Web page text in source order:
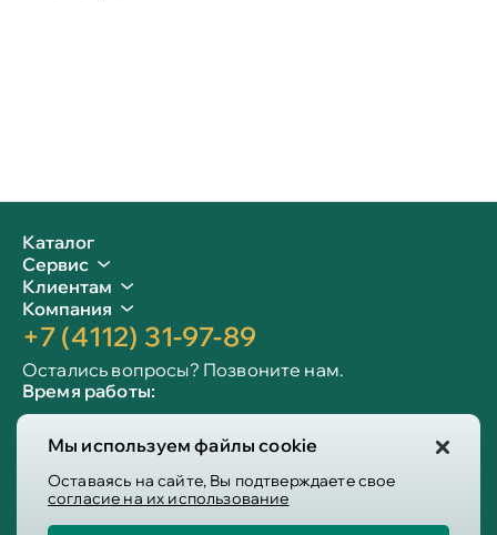
Мы используем файлы cookie
Оставаясь на сайте, Вы подтверждаете свое
согласие на их использование
Каталог
Сервис
Клиентам
Компания
+7 (4112) 31-97-89
Остались вопросы? Позвоните нам.
Время работы:
Сб-вс: 10:00 - 19:00
Info@victoria-mebel.ru